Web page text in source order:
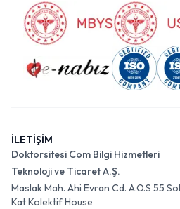
İLETİŞİM
Doktorsitesi Com Bilgi Hizmetleri
Teknoloji ve Ticaret A.Ş.
Maslak Mah. Ahi Evran Cd. A.O.S 55
Kat Kolektif House